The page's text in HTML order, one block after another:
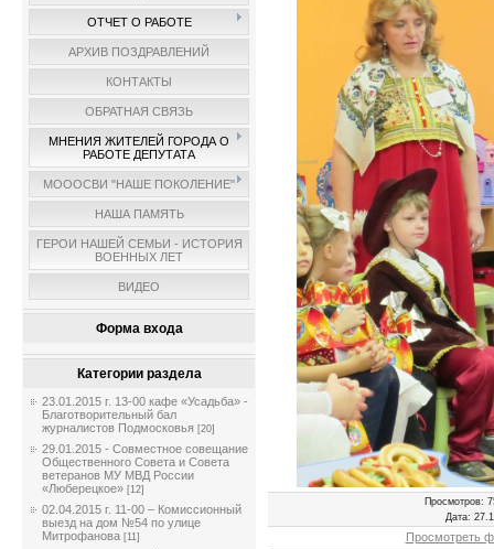
ОТЧЕТ О РАБОТЕ
АРХИВ ПОЗДРАВЛЕНИЙ
КОНТАКТЫ
ОБРАТНАЯ СВЯЗЬ
МНЕНИЯ ЖИТЕЛЕЙ ГОРОДА О
РАБОТЕ ДЕПУТАТА
МОООСВИ "НАШЕ ПОКОЛЕНИЕ"
НАША ПАМЯТЬ
ГЕРОИ НАШЕЙ СЕМЬИ - ИСТОРИЯ
ВОЕННЫХ ЛЕТ
ВИДЕО
Форма входа
Категории раздела
23.01.2015 г. 13-00 кафе «Усадьба» -
Благотворительный бал
журналистов Подмосковья [20]
29.01.2015 - Совместное совещание
Общественного Совета и Совета
ветеранов МУ МВД России
«Люберецкое» [12]
02.04.2015 г. 11-00 – Комиссионный
выезд на дом №54 по улице
Митрофанова [11]
Просмотров:
Дата:
Просмотреть